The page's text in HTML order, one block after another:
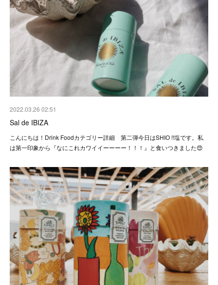
2022.03.26 02:51
Sal de IBIZA
こんにちは！Drink Foodカテゴリー詳細 第二弾今日はSHIO !!塩です。私
は第一印象から『なにこれカワイイーーーー！！！』と食いつきました😍